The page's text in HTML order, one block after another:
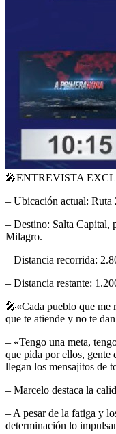
🎤ENTREVISTA
– Ubicación actual: Ruta
– Destino: Salta Capital,
Milagro.
– Distancia recorrida:
– Distancia restante:
🎤«Cada pueblo que me
que te atiende y no te
– «Tengo una meta,
que pida por ellos,
llegan los mensajitos de
– Marcelo destaca la
– A pesar de la fatiga y
determinación lo